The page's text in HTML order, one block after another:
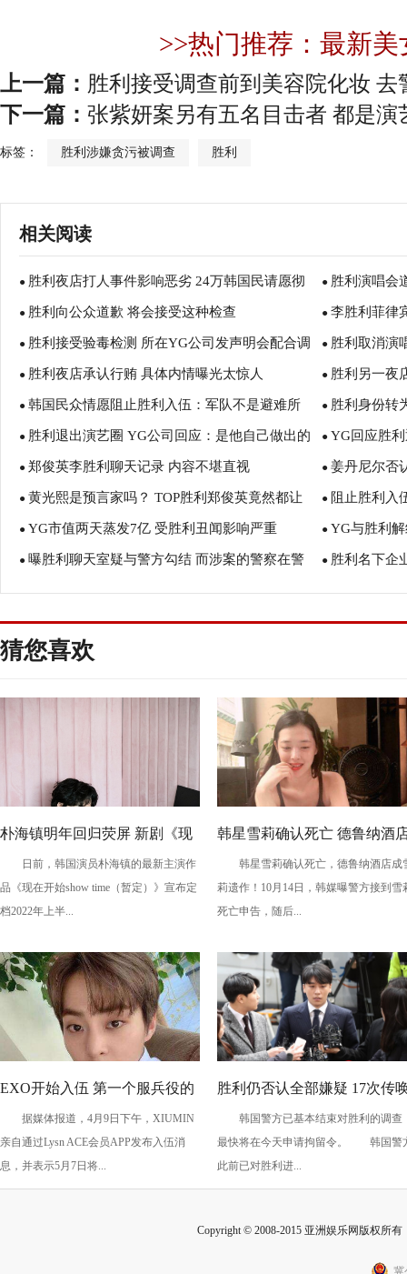
>>热门推荐：最新美
上一篇： 胜利接受调查前到美容院化妆
下一篇： 张紫妍案另有五名目击者 都是演
标签： 胜利涉嫌贪污被调查 胜利
相关阅读
● 胜利夜店打人事件影响恶劣 24万韩国民请愿彻
查真相
● 胜利演唱会
● 胜利向公众道歉 将会接受这种检查 ● 李胜利菲律
● 胜利接受验毒检测 所在YG公司发声明会配合调
查
● 胜利取消演
● 胜利夜店承认行贿 具体内情曝光太惊人 ● 胜利另一夜
● 韩国民众情愿阻止胜利入伍：军队不是避难所 ● 胜利身份转
● 胜利退出演艺圈 YG公司回应：是他自己做出的
决定
● YG回应胜
● 郑俊英李胜利聊天记录 内容不堪直视 ● 姜丹尼尔否
● 黄光熙是预言家吗？ TOP胜利郑俊英竟然都让
他言中了！
● 阻止胜利入
● YG市值两天蒸发7亿 受胜利丑闻影响严重 ● YG与胜利
● 曝胜利聊天室疑与警方勾结 而涉案的警察在警
界的地位很高
● 胜利名下企
猜您喜欢
朴海镇明年回归荧屏 新剧《现
在开始show time》定档2022上
半年
日前，韩国演员朴海镇的最新主演作
品《现在开始show time（暂定）》宣布定
档2022年上半...
韩星雪莉确认死亡 德鲁纳酒
成雪莉遗作
韩星雪莉确认死亡，德鲁纳酒店成
莉遗作！10月14日，韩媒曝警方接到雪
死亡申告，随后...
EXO开始入伍 第一个服兵役的
是他！
据媒体报道，4月9日下午，XIUMIN
亲自通过Lysn ACE会员APP发布入伍消
息，并表示5月7日将...
胜利仍否认全部嫌疑 17次传
调查后仍想洗脱嫌疑
韩国警方已基本结束对胜利的调查
最快将在今天申请拘留令。 韩国警
此前已对胜利进...
Copyright © 2008-2015 亚洲娱乐网版权所
冀